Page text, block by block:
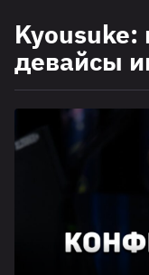
Kyousuke:
девайсы